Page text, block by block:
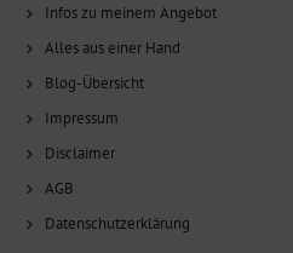
Infos zu meinem Angebot
Alles aus einer Hand
Blog-Übersicht
Impressum
Disclaimer
AGB
Datenschutzerklärung